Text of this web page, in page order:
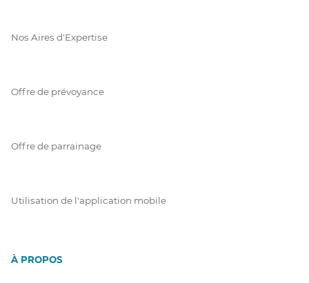
Nos Aires d'Expertise
Offre de prévoyance
Offre de parrainage
Utilisation de l'application mobile
À PROPOS